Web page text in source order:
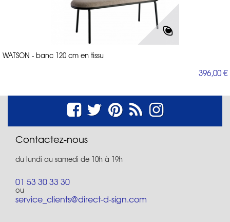
WATSON - banc 120 cm en tissu
396,00 €
Contactez-nous
du lundi au samedi de 10h à 19h
01 53 30 33 30
ou
service_clients@direct-d-sign.com